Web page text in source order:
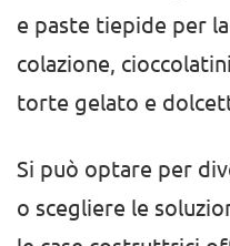
e paste tiepide per
colazione,
torte gelato e
Si può optare per
o scegliere le